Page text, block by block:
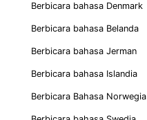
Berbicara bahasa Denmark
Berbicara bahasa Belanda
Berbicara bahasa Jerman
Berbicara bahasa Islandia
Berbicara Bahasa Norwegia